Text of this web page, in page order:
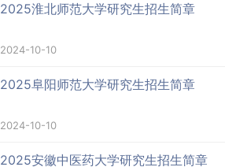
2025淮北师范大学研究生招生简章
2024-10-10
2025阜阳师范大学研究生招生简章
2024-10-10
2025安徽中医药大学研究生招生简章